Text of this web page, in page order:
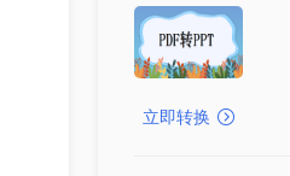
立即转换